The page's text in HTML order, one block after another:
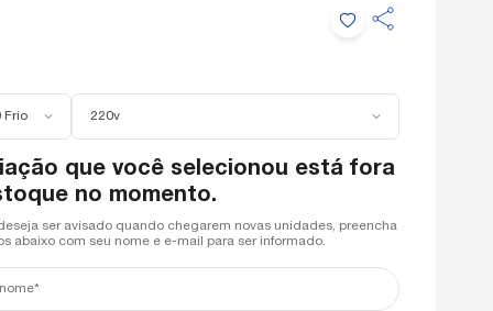
Frio 220v
que você selecionou está fora
no momento.
ser avisado quando chegarem novas unidades, preencha
abaixo com seu nome e e-mail para ser informado.